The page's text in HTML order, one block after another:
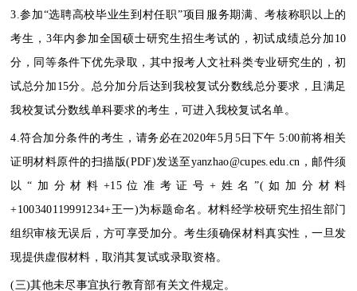
3.参加“选聘高校毕业生到村任职”项目服务期满、考核称职以上的
考生，3年内参加全国硕士研究生招生考试的，初试成绩总分加10
分，同等条件下优先录取，其中报考人文社科类专业研究生的，初
试总分加15分。总分加分后达到我校复试分数线总分要求，且满足
我校复试分数线单科要求的考生，可进入我校复试名单。
4.符合加分条件的考生，请务必在2020年5月5日下午 5:00前将相关
证明材料原件的扫描版(PDF)发送至yanzhao@cupes.edu.cn，邮件须
以“加分材料+15位准考证号+姓名”(如加分材料
+100340119991234+王一)为标题命名。材料经学校研究生招生部门
组织审核无误后，方可享受加分。考生须确保材料真实性，一旦发
现提供虚假材料，取消其复试或录取资格。
(三)其他未尽事宜执行教育部有关文件规定。